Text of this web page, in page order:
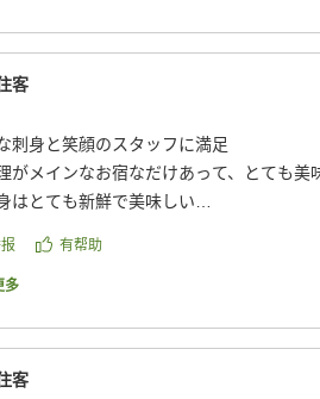
贅沢がまだお腹に残っていたため食べき
どです。
には露天風呂あり・なしの2種類があり
カップル向けやファミリー向けなど、ス
さいました。家族みんなでゆったりと温
に部屋へ戻ると布団がすでに敷かれてお
していました(笑)。布団は厚さ15cmほど
ス・立地
に細く、対向車とのすれ違いが難しい場
客
刺身と笑顔のスタッフに満足
がメインなお宿なだけあって、とても美
はとても新鮮で美味しい
フさんがみなさんとても素敵な笑顔で対
ームもされており、客室内の畳も綺麗で
ミの詳細はこちらから
有帮助
多
客